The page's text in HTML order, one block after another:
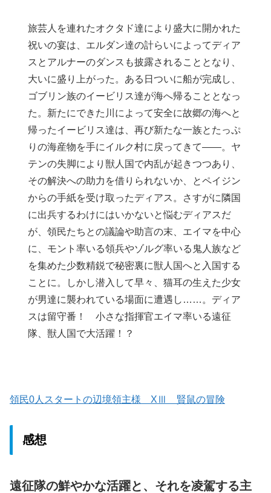
旅芸人を連れたオクタド達により盛大に開かれた
祝いの宴は、エルダン達の計らいによってディア
スとアルナーのダンスも披露されることとなり、
大いに盛り上がった。ある日ついに船が完成し、
ゴブリン族のイービリス達が海へ帰ることとなっ
た。新たにできた川によって安全に故郷の海へと
帰ったイービリス達は、再び新たな一族とたっぷ
りの海産物を手にイルク村に戻ってきて――。ヤ
テンの失脚により獣人国で内乱が起きつつあり、
その解決への助力を借りられないか、とペイジン
からの手紙を受け取ったディアス。さすがに隣国
に出兵するわけにはいかないと悩むディアスだ
が、領民たちとの議論や助言の末、エイマを中心
に、モント率いる領兵やゾルグ率いる鬼人族など
を集めた少数精鋭で秘密裏に獣人国へと入国する
ことに。しかし潜入して早々、猫耳の生えた少女
が男達に襲われている場面に遭遇し……。ディア
スは留守番！ 小さな指揮官エイマ率いる遠征
隊、獣人国で大活躍！？
領民0人スタートの辺境領主様 XⅢ 賢鼠の冒険
感想
遠征隊の鮮やかな活躍と、それを凌駕する主